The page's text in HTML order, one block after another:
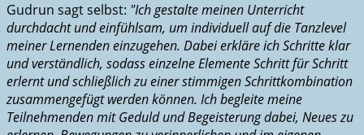
Gudrun sagt selbst: "Ich gestalte meinen Unterricht
durchdacht und einfühlsam, um individuell auf die Tanzlevel
meiner Lernenden einzugehen. Dabei erkläre ich Schritte klar
und verständlich, sodass einzelne Elemente Schritt für Schritt
erlernt und schließlich zu einer stimmigen Schrittkombination
zusammengefügt werden können. Ich begleite meine
Teilnehmenden mit Geduld und Begeisterung dabei, Neues zu